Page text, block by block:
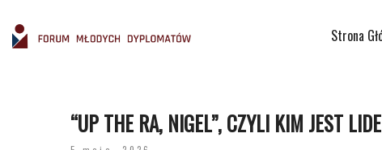
Strona
“UP THE RA, NIGEL”, CZYLI KIM JEST